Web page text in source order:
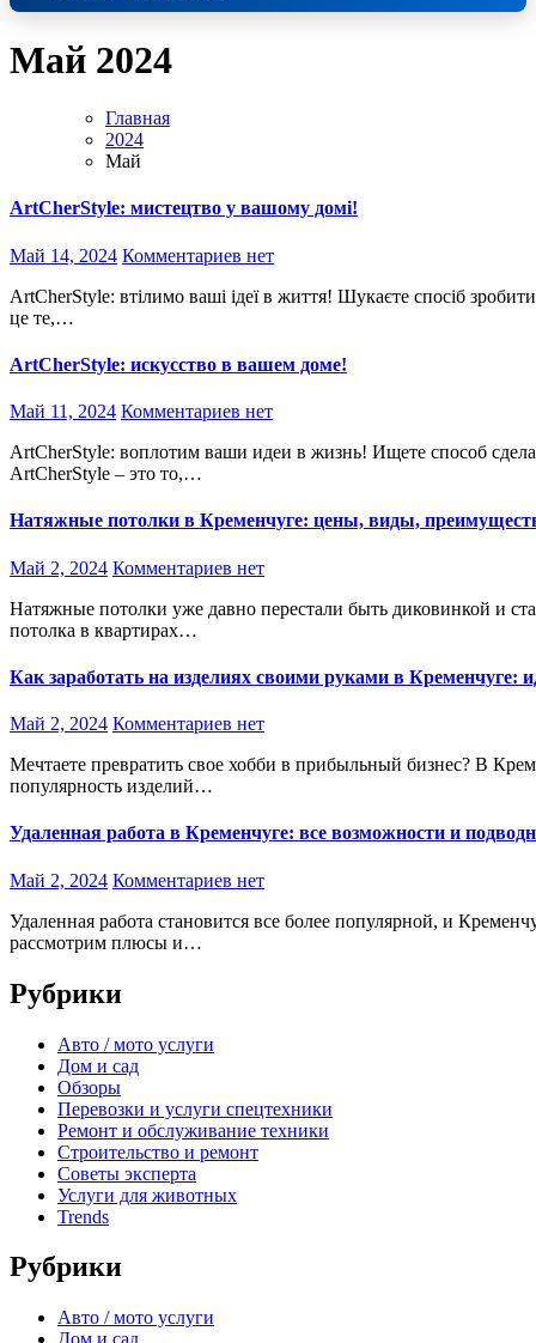
Май 2024
Главная
2024
Май
ArtCherStyle: мистецтво у вашому домі!
Май 14, 2024 Комментариев нет
ArtCherStyle: втілимо ваші ідеї в життя! Шукаєте спосіб зробити ваш дім унікальним та неповторним? ArtCherStyle –
це те,…
ArtCherStyle: искусство в вашем доме!
Май 11, 2024 Комментариев нет
ArtCherStyle: воплотим ваши идеи в жизнь! Ищете способ сделать ваш дом уникальным и неповторимым?
ArtCherStyle – это то,…
Натяжные потолки в Кременчуге: цены, виды,
Май 2, 2024 Комментариев нет
Натяжные потолки уже давно перестали быть диковинкой и стали одним из самых популярных способов отделки
потолка в квартирах…
Как заработать на изделиях своими руками в Кременчуге:
Май 2, 2024 Комментариев нет
Мечтаете превратить свое хобби в прибыльный бизнес? В Кременчуге, как и во многих других городах, растет
популярность изделий…
Удаленная работа в Кременчуге: все возможности и
Май 2, 2024 Комментариев нет
Удаленная работа становится все более популярной, и Кременчуг не является исключением. В этой статье мы
рассмотрим плюсы и…
Рубрики
Авто / мото услуги
Дом и сад
Обзоры
Перевозки и услуги спецтехники
Ремонт и обслуживание техники
Строительство и ремонт
Советы эксперта
Услуги для животных
Trends
Рубрики
Авто / мото услуги